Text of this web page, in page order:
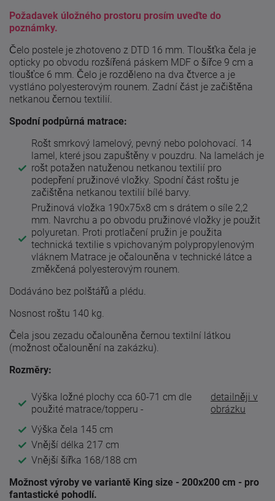
Požadavek úložného prostoru prosím uveďte do
poznámky.
Čelo postele je zhotoveno z DTD 16 mm. Tloušťka čela je
opticky po obvodu rozšířená páskem MDF o šířce 9 cm a
tloušťce 6 mm. Čelo je rozděleno na dva čtverce a je
vystláno polyesterovým rounem. Zadní část je začištěna
netkanou černou textilií.
Spodní podpůrná matrace:
Rošt smrkový lamelový, pevný nebo polohovací. 14
lamel, které jsou zapuštěny v pouzdru. Na lamelách je
rošt potažen natuženou netkanou textilií pro
podepření pružinové vložky. Spodní část roštu je
začištěna netkanou textilií bílé barvy.
Pružinová vložka 190x75x8 cm s drátem o síle 2,2
mm. Navrchu a po obvodu pružinové vložky je použit
polyuretan. Proti protlačení pružin je použita
technická textilie s vpichovaným polypropylenovým
vláknem Matrace je očalouněna v technické látce a
změkčená polyesterovým rounem.
Dodáváno bez polštářů a plédu.
Nosnost roštu 140 kg.
Čela jsou zezadu očalouněna černou textilní látkou
(možnost očalounění na zakázku).
Rozměry:
Výška ložné plochy cca 60-71 cm dle
použité matrace/topperu -
detailněji v
obrázku
Výška čela 145 cm
Vnější délka 217 cm
Vnější šířka 168/188 cm
Možnost výroby ve variantě King size - 200x200 cm - pro
fantastické pohodlí.